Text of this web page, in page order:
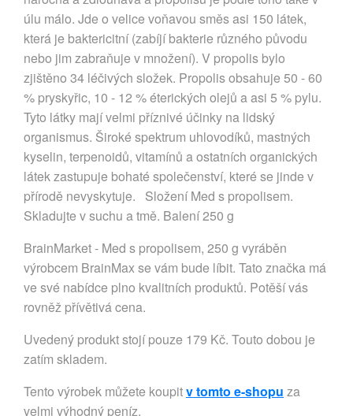
úlu málo. Jde o velice voňavou směs asi 150 látek,
která je baktericitní (zabíjí bakterie různého původu
nebo jim zabraňuje v množení). V propolis bylo
zjištěno 34 léčivých složek. Propolis obsahuje 50 - 60
% pryskyřic, 10 - 12 % éterických olejů a asi 5 % pylu.
Tyto látky mají velmi příznivé účinky na lidský
organismus. Široké spektrum uhlovodíků, mastných
kyselin, terpenoidů, vitamínů a ostatních organických
látek zastupuje bohaté společenství, které se jinde v
přírodě nevyskytuje. Složení Med s propolisem.
Skladujte v suchu a tmě. Balení 250 g
BrainMarket - Med s propolisem, 250 g vyráběn
výrobcem BrainMax se vám bude líbit. Tato značka má
ve své nabídce plno kvalitních produktů. Potěší vás
rovněž přívětivá cena.
Uvedený produkt stojí pouze 179 Kč. Touto dobou je
zatím skladem.
Tento výrobek můžete koupitv tomto e-shopu za
velmi výhodný peníz.